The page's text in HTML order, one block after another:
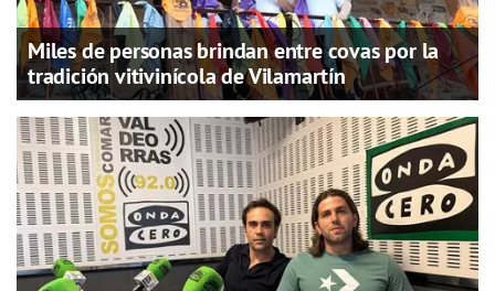
Miles de personas brindan entre covas por la
tradición vitivinícola de Vilamartín